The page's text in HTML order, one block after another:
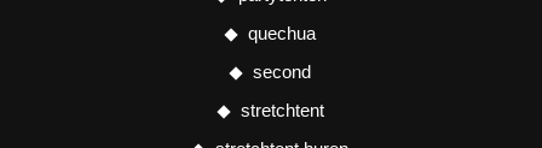
quechua
second
stretchtent